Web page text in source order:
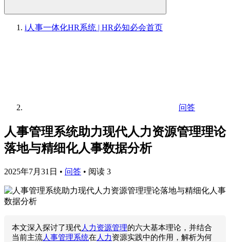
i人事一体化HR系统 | HR必知必会首页
问答
人事管理系统助力现代人力资源管理理论
落地与精细化人事数据分析
2025年7月31日 • 问答 • 阅读 3
本文深入探讨了现代人力资源管理的六大基本理论，并结合
当前主流人事管理系统在 人力资源实践中的作用，解析为何